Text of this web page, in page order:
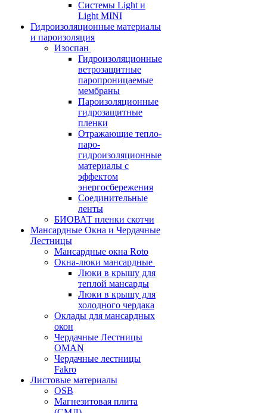
Системы Light и
Light MINI
Гидроизоляционные материалы
и пароизоляция
Изоспан
Гидроизоляционные
ветрозащитные
паропроницаемые
мембраны
Пароизоляционные
гидрозащитные
пленки
Отражающие тепло-
паро-
гидроизоляционные
материалы с
эффектом
энергосбережения
Соединительные
ленты
БИОВАТ пленки скотчи
Мансардные Окна и Чердачные
Лестницы
Мансардные окна Roto
Окна-люки мансардные
Люки в крышу для
теплой мансарды
Люки в крышу для
холодного чердака
Оклады для мансардных
окон
Чердачные Лестницы
OMAN
Чердачные лестницы
Fakro
Листовые материалы
OSB
Магнезитовая плита